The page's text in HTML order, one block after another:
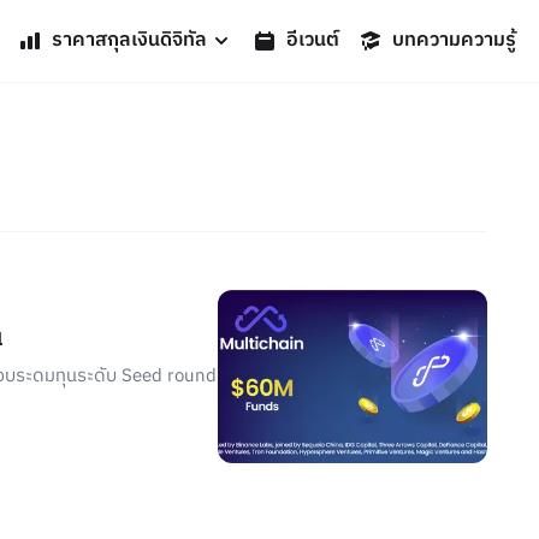
ราคาสกุลเงินดิจิทัล อีเวนต์ บทความความรู้
ระดมทุนระดับ Seed round